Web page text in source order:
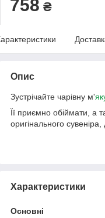
758 ₴
Опис
Зустрічайте чарівну м'
Її приємно обіймати, а
оригінального
Характеристики
Основні